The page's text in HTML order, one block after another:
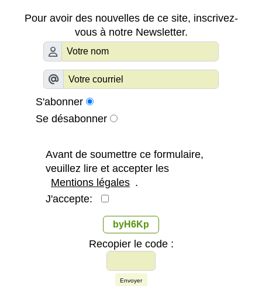
Pour avoir des nouvelles de ce site, inscrivez-
vous à notre Newsletter.
S'abonner
Se désabonner
Avant de soumettre ce formulaire,
veuillez lire et accepter les
Mentions légales .
J'accepte:
byH6Kp
Recopier le code :
Envoyer